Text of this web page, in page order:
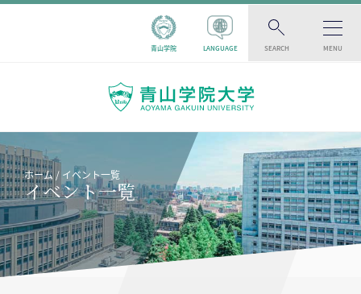
青山学院 LANGUAGE SEARCH MENU
ホーム イベント一覧
イベント一覧